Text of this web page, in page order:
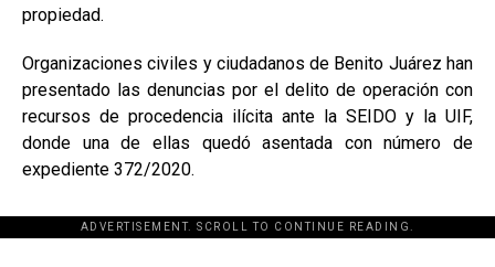
propiedad.
Organizaciones civiles y ciudadanos de Benito Juárez han
presentado las denuncias por el delito de operación con
recursos de procedencia ilícita ante la SEIDO y la UIF,
donde una de ellas quedó asentada con número de
expediente 372/2020.
ADVERTISEMENT. SCROLL TO CONTINUE READING.
[adsforwp id="243463"]